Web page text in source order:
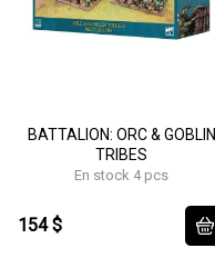
BATTALION: ORC & GOBLIN
TRIBES
En stock 4 pcs
154 $